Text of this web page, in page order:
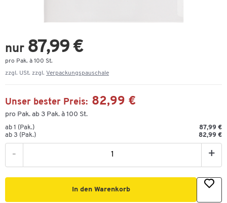
nur 87,99 €
pro Pak. à 100 St.
zzgl. USt. zzgl. Verpackungspauschale
Unser bester Preis: 82,99 €
pro Pak. ab 3 Pak. à 100 St.
ab 1 (Pak.)
87,99 €
ab 3 (Pak.)
82,99 €
- +
In den Warenkorb